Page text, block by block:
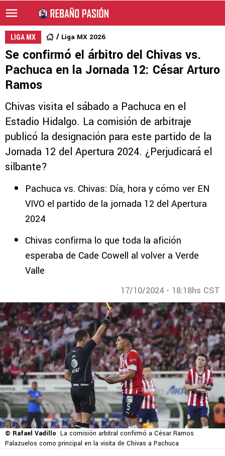
LIGA MX Liga MX 2026
Se confirmó el árbitro del Chivas vs.
Pachuca en la Jornada 12: César Arturo
Ramos
Chivas visita el sábado a Pachuca en el
Estadio Hidalgo. La comisión de arbitraje
publicó la designación para este partido de la
Jornada 12 del Apertura 2024. ¿Perjudicará el
silbante?
Pachuca vs. Chivas: Día, hora y cómo ver EN
VIVO el partido de la jornada 12 del Apertura
2024
Chivas confirma lo que toda la afición
esperaba de Cade Cowell al volver a Verde
Valle
17/10/2024 - 18:18hs CST
© Rafael Vadillo La comisión arbitral confirmó a César Ramos
Palazuelos como principal en la visita de Chivas a Pachuca